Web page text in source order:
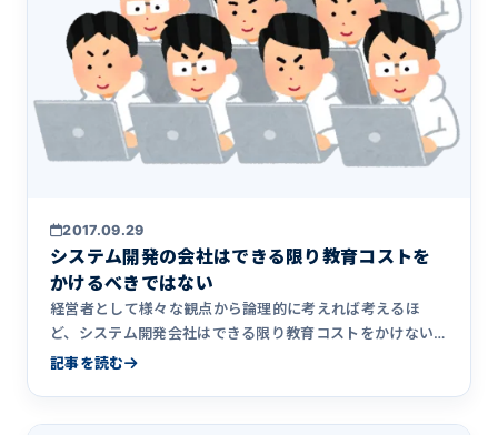
2017.09.29
システム開発の会社はできる限り教育コストを
かけるべきではない
経営者として様々な観点から論理的に考えれば考えるほ
ど、システム開発会社はできる限り教育コストをかけない
方が良いという結論に至ります。なぜそう思うのか、シス
記事を読む